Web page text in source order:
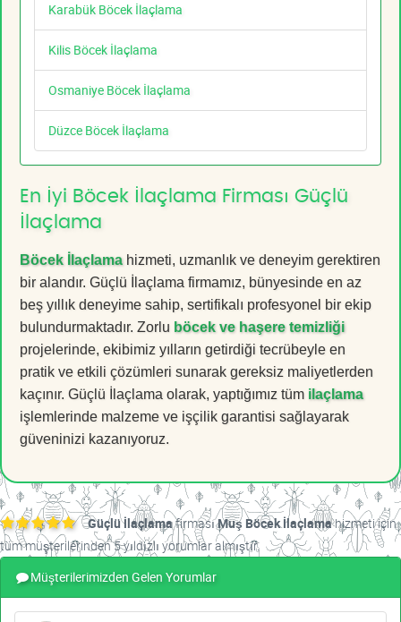
Karabük Böcek İlaçlama
Kilis Böcek İlaçlama
Osmaniye Böcek İlaçlama
Düzce Böcek İlaçlama
En İyi Böcek İlaçlama Firması Güçlü
İlaçlama
Böcek İlaçlamahizmeti, uzmanlık ve deneyim gerektiren
bir alandır. Güçlü İlaçlama firmamız, bünyesinde en az
beş yıllık deneyime sahip, sertifikalı profesyonel bir ekip
bulundurmaktadır. Zorlu böcek ve haşere temizliği
projelerinde, ekibimiz yılların getirdiği tecrübeyle en
pratik ve etkili çözümleri sunarak gereksiz maliyetlerden
kaçınır. Güçlü İlaçlama olarak, yaptığımız tüm ilaçlama
işlemlerinde malzeme ve işçilik garantisi sağlayarak
güveninizi kazanıyoruz.
Güçlü İlaçlamafirmasıMuş Böcek İlaçlamahizmeti için
tüm müşterilerinden 5 yıldızlı yorumlar almıştır.
Müşterilerimizden Gelen Yorumlar